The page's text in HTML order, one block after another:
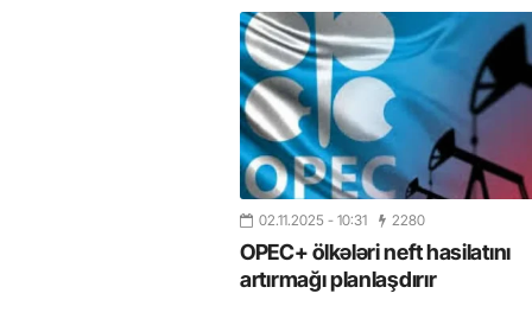
02.11.2025 - 10:31 2280
OPEC+ ölkələri neft hasilatını
artırmağı planlaşdırır